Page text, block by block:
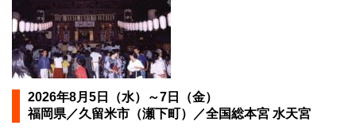
2026年8月5日（水）～7日（金）
福岡県／久留米市（瀬下町）／全国総本宮 水天宮